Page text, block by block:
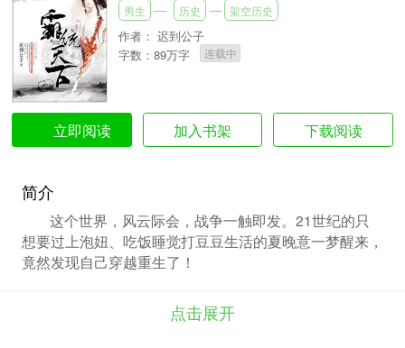
男生 历史 架空历史
作者： 迟到公子
字数：89万字
连载中
立即阅读 加入书架 下载阅读
简介
这个世界，风云际会，战争一触即发。21世纪的只
想要过上泡妞、吃饭睡觉打豆豆生活的夏晚意一梦醒来，
竟然发现自己穿越重生了！
世史料供他逢凶化吉的世界里，且看他是如何横扫各路美
女，各路BOSS，扒开历史迷雾，力挽狂澜，成为一代霸
点击展开